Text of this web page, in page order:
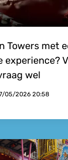
Towers met
experience?
wel
05/2026 20:58